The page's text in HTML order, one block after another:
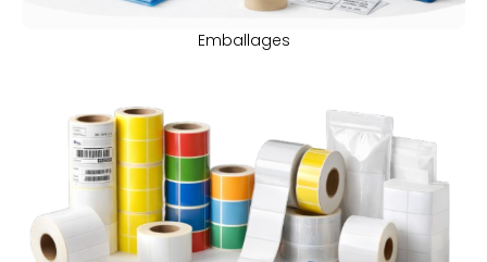
Emballages